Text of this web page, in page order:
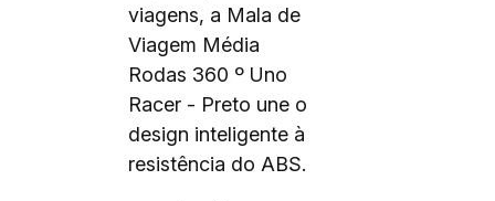
viagens, a Mala de
Viagem Média
Rodas 360 º Uno
Racer - Preto une o
design inteligente à
resistência do ABS.